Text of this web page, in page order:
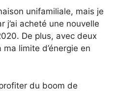
unifamiliale, mais je
j’ai acheté une nouvelle
De plus, avec deux
limite d’énergie en
du boom de